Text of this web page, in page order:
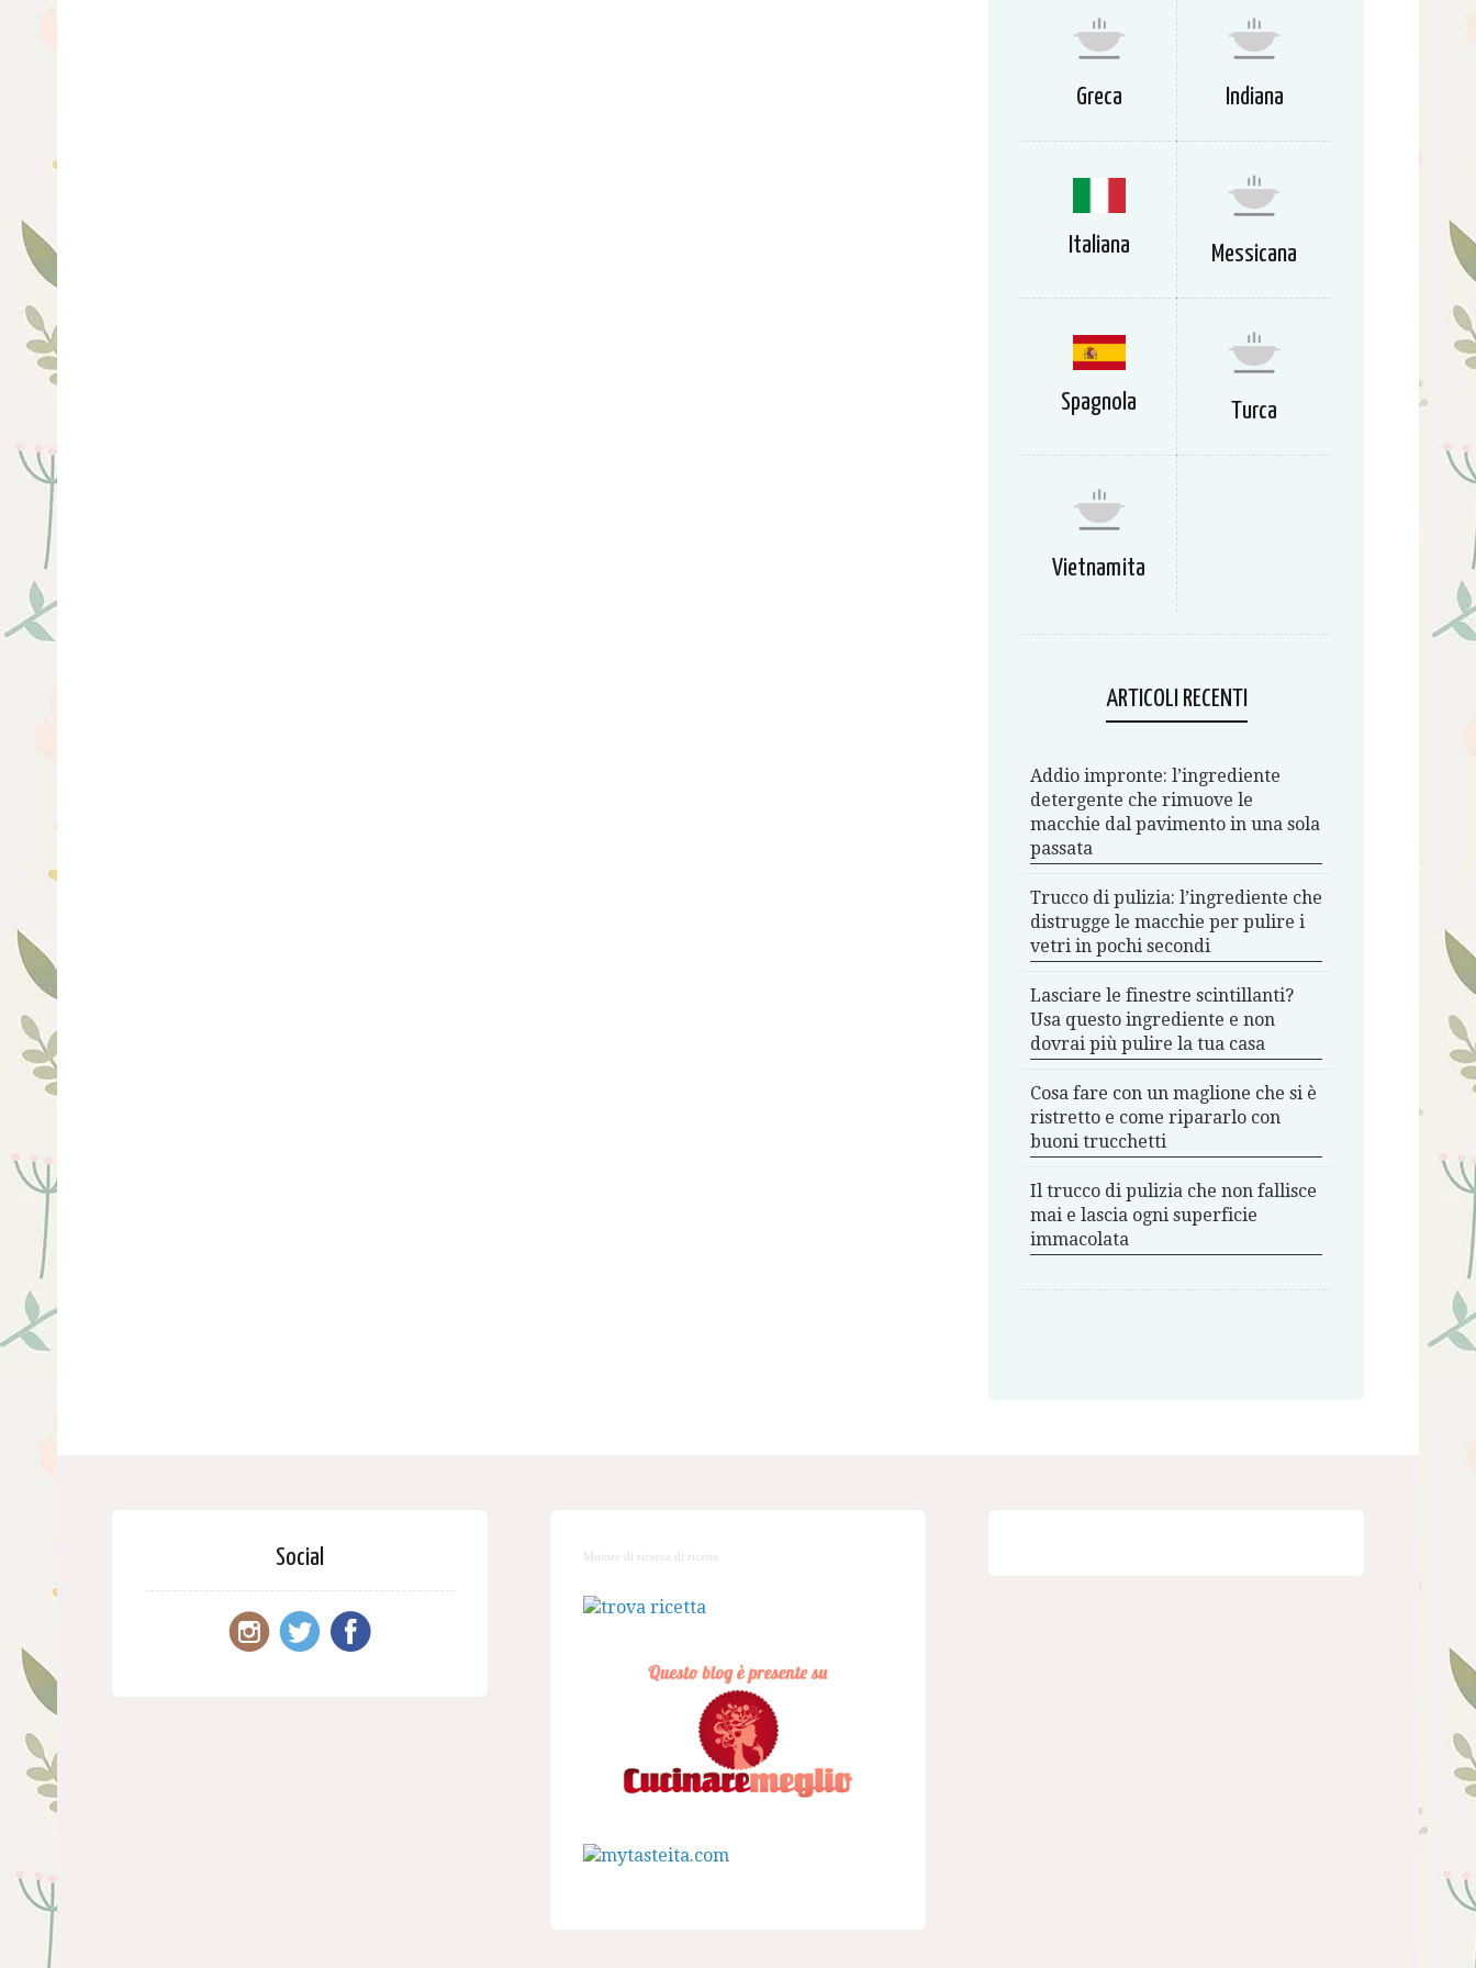
Greca Indiana
Italiana Messicana
Spagnola Turca
Vietnamita
ARTICOLI RECENTI
Addio impronte: l’ingrediente
detergente che rimuove le
macchie dal pavimento in una sola
passata
Trucco di pulizia: l’ingrediente che
distrugge le macchie per pulire i
vetri in pochi secondi
Lasciare le finestre scintillanti?
Usa questo ingrediente e non
dovrai più pulire la tua casa
Cosa fare con un maglione che si è
ristretto e come ripararlo con
buoni trucchetti
Il trucco di pulizia che non fallisce
mai e lascia ogni superficie
immacolata
Social Motore di ricerca di ricette